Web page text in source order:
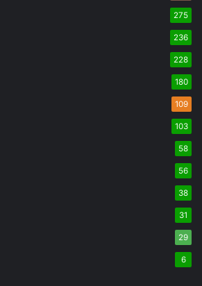
275
236
228
180
109
103
58
56
38
31
29
6